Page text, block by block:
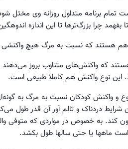
برنامه متداول روزانه وی مختل
بفهمد چرا بزرگ‌ترها تا این اندازه
هم هستند که نسبت به مرگ هیچ
که واکنش‌های متناوب بروز می‌دهند
این نوع واکنش هم کاملا طبیعی است.
و واکنش کودکان نسبت به مرگ به
شرایط دردناک و تالم آور آن قدر طول
کند. به خصوص در مواردی که متوفی
ماهها یا حتی سالها طول بکشد.